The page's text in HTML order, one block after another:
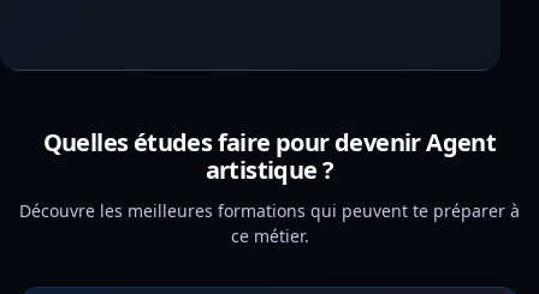
Quelles études faire pour devenir Agent
artistique ?
Découvre les meilleures formations qui peuvent te préparer à
ce métier.